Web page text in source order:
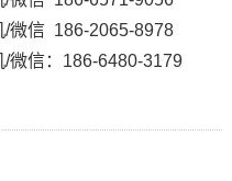
/微信 186-2065-8978
微信：186-6480-3179